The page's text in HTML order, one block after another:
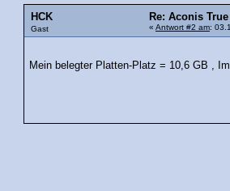
HCK
Gast
Re: Aconis
« Antwort #2 am:
Mein belegter Platten-Platz = 10,6 GB ,